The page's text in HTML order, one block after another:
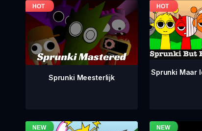
Sprunki Meesterlijk
Sprunki Maar